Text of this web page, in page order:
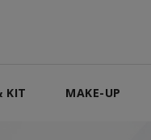
KIT MAKE-UP